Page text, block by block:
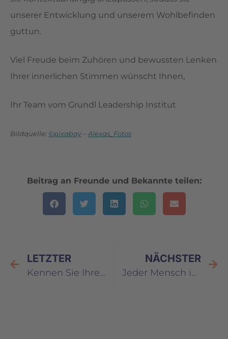
unserer Entwicklung und unserem Wohlbefinden
guttun.
Viel Freude beim Zuhören und bewussten Lenken
Ihrer innerlichen Stimmen wünscht Ihnen,
Ihr Team vom Grundl Leadership Institut
Bildquelle: ©pixabay– Alexas_Fotos
Beitrag an Freunde und Bekannte teilen:
LETZTER
Kennen Sie Ihre Verantwortungsqualität?
NÄCHSTER
Jeder Mensch ist auf seine Art eitel – mehr oder weniger